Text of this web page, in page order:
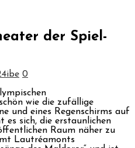
der Spiel-
ibe 0
wie die zufällige
und eines Regenschirms auf
es sich, die erstaunlichen
Raum näher zu
Lautréamonts